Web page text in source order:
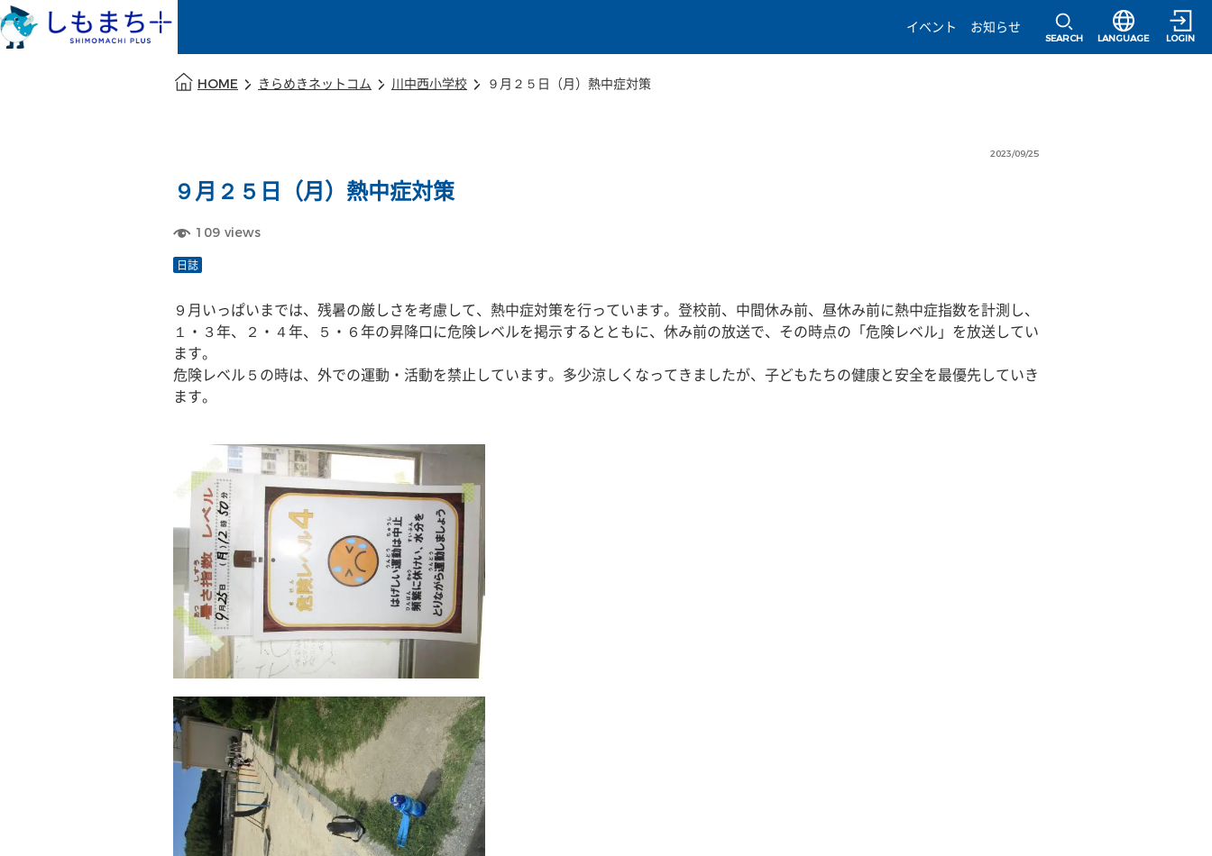
イベント
お知らせ
SEARCH
選択すると言語
LANGUAGE LOGIN
HOME きらめきネットコム 川中西小学校 ９月２５日（月）熱中症対策
2023/09/25
９月２５日（月）熱中症対策
109 views
日誌
９月いっぱいまでは、残暑の厳しさを考慮して、熱中症対策を行っています。登校前、中間休み前、昼休み前に熱中症指数を計測し、
１・３年、２・４年、５・６年の昇降口に危険レベルを掲示するとともに、休み前の放送で、その時点の「危険レベル」を放送してい
ます。
危険レベル５の時は、外での運動・活動を禁止しています。多少涼しくなってきましたが、子どもたちの健康と安全を最優先していき
ます。